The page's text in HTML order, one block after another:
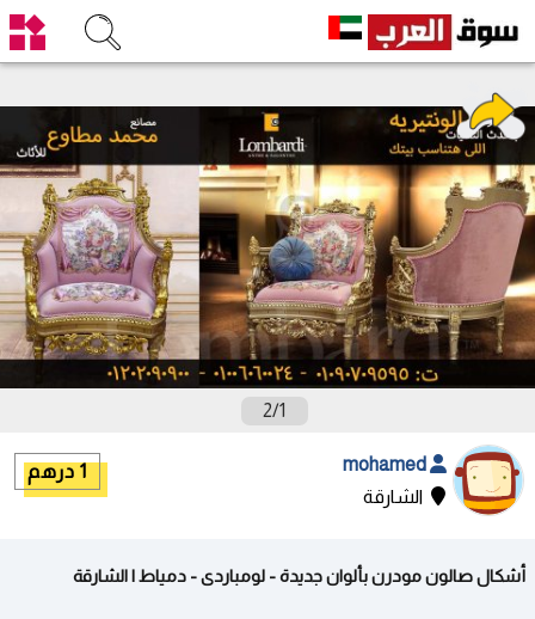
1
/
2
الشارقة
1 درهم
أشكال صالون مودرن بألوان جديدة - لومباردى - دمياط | الشارقة